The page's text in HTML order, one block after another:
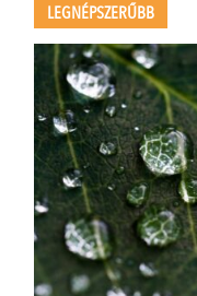
LEGNÉPSZERŰBB